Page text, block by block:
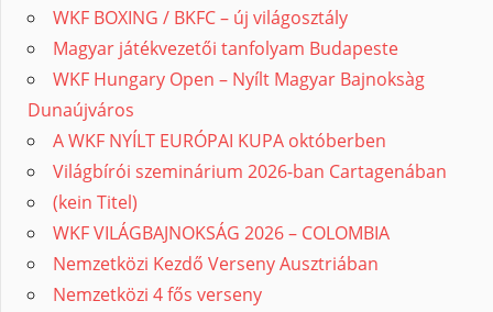
WKF BOXING / BKFC – új világosztály
Magyar játékvezetői tanfolyam Budapeste
WKF Hungary Open – Nyílt Magyar Bajnoksàg
Dunaújváros
A WKF NYÍLT EURÓPAI KUPA októberben
Világbírói szeminárium 2026-ban Cartagenában
(kein Titel)
WKF VILÁGBAJNOKSÁG 2026 – COLOMBIA
Nemzetközi Kezdő Verseny Ausztriában
Nemzetközi 4 fős verseny